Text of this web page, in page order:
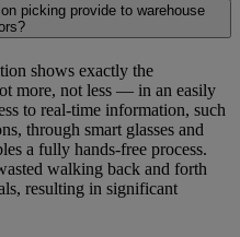
picking provide to warehouse
shows exactly the
more, not less — in an easily
to real-time information, such
through smart glasses and
a fully hands-free process.
walking back and forth
resulting in significant